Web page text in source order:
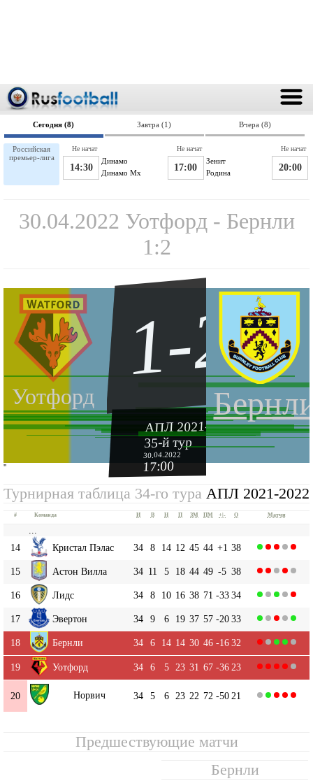
Сегодня (8) Завтра (1) Вчера (8)
Российская
премьер-лига
Динамо
14:30 Динамо Мх
Не начат
Зенит
17:00 Родина
Не начат
20:00
Не начат
30.04.2022 Уотфорд - Бернли
1:2
Уотфорд
1-2
АПЛ 2021-2022
35-й тур
30.04.2022
17:00
''
Турнирная таблица 34-го тура АПЛ 2021-2022
# Команда И В Н П ЗМ ПМ +|- О Матчи
14
Кристал Пэлас 34 8 14 12 45 44 +1 38
15 Астон Вилла 34 11 5 18 44 49 -5 38
16 Лидс 34 8 10 16 38 71 -33 34
17 Эвертон 34 9 6 19 37 57 -20 33
18 Бернли 34 6 14 14 30 46 -16 32
19 Уотфорд 34 6 5 23 31 67 -36 23
20 Норвич 34 5 6 23 22 72 -50 21
Предшествующие матчи
Бернли